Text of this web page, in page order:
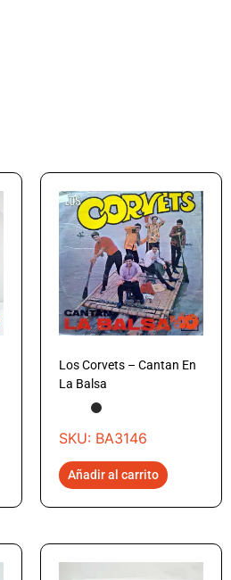
Los Corvets – Cantan En
La Balsa
SKU: BA3146
Añadir al carrito